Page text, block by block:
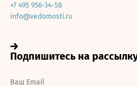
+7 495 956-34-58
info@vedomosti.ru